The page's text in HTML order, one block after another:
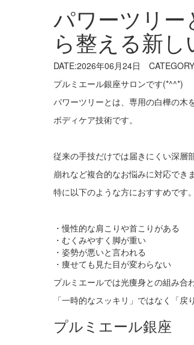
パワーツリー
ら整える新
DATE:2026年06月24日
プルミエール銀座サロンです(*^^*)
パワーツリーとは、専用の白樺の木
ボディケア技術です。
従来の手技だけでは届きにくい深層
崩れなど複合的なお悩みに対応できま
特に以下のような方におすすめです。
・慢性的な肩こりや首こりがある
・むくみやすく脚が重い
・姿勢が悪いと言われる
・痩せても見た目が変わらない
プルミエールでは光痩身との組み合
「一時的なスッキリ」ではなく「戻
プルミエール銀座